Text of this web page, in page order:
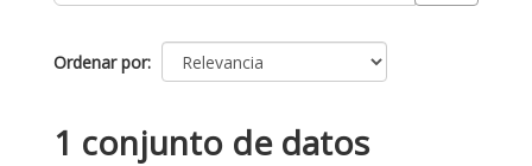
Ordenar por
1 conjunto de datos